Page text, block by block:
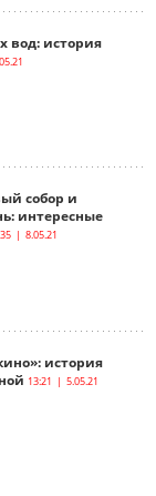
вод: история
собор и
интересные
| 8.05.21
история
13:21 | 5.05.21